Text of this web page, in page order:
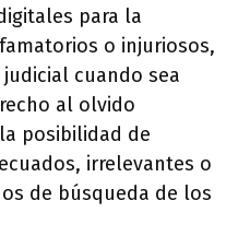
para la
o injuriosos,
cuando sea
al olvido
posibilidad de
irrelevantes o
de búsqueda de los